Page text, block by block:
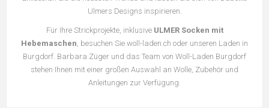
Ulmers Designs inspirieren.
Für Ihre Strickprojekte, inklusive ULMER Socken mit
Hebemaschen, besuchen Sie woll-laden.ch oder unseren Laden in
Burgdorf. Barbara Züger und das Team von Woll-Laden Burgdorf
stehen Ihnen mit einer großen Auswahl an Wolle, Zubehör und
Anleitungen zur Verfügung.